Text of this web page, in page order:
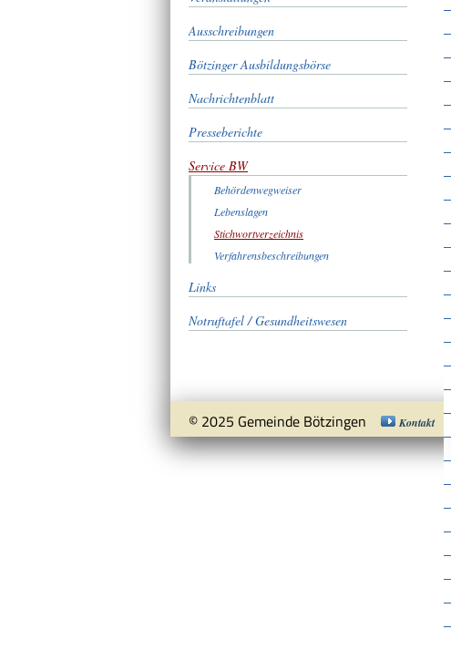
Ausschreibungen
Bötzinger Ausbildungsbörse
Nachrichtenblatt
Presseberichte
Service BW
Behördenwegweiser
Lebenslagen
Stichwortverzeichnis
Verfahrensbeschreibungen
Links
Notruftafel / Gesundheitswesen
© 2025 Gemeinde Bötzingen Kontakt